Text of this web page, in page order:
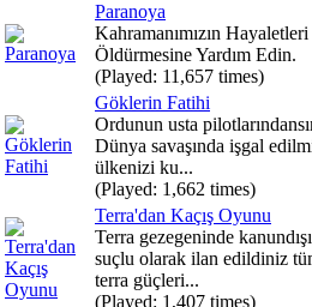
Paranoya
Kahramanımızın Hayaletleri
Öldürmesine Yardım Edin.
(Played: 11,657 times)
Göklerin Fatihi
Ordunun usta
Dünya savaşında işgal
ülkenizi ku...
(Played: 1,662 times)
Terra'dan Kaçış Oyunu
Terra gezegeninde
suçlu olarak ilan edildiniz
terra güçleri...
(Played: 1,407 times)